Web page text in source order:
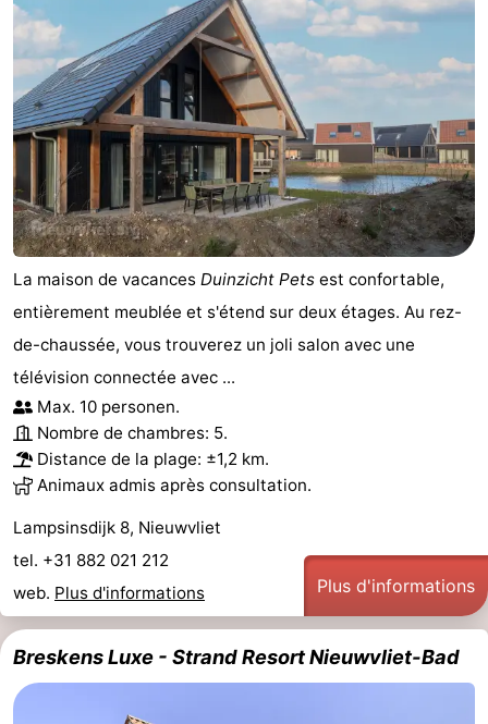
Terrains
de
golf
-
Surfen
-
Peche
Sportive
-
Equitation
Observation
des
phoques
Glossopètre
Boire
et
manger
Événements
Pratiques
Forum
Route
-
Stationnement
Adresses
Médicales
Région
Zeeland
La maison de vacances Duinzicht Pets est confortable,
entièrement meublée et s'étend sur deux étages. Au rez-
de-chaussée, vous trouverez un joli salon avec une
télévision connectée avec ...
Max. 10 personen.
Nombre de chambres: 5.
Distance de la plage: ±1,2 km.
Animaux admis après consultation.
Lampsinsdijk 8, Nieuwvliet
tel. +31 882 021 212
web. Plus d'informations Plus d'informations
Breskens Luxe - Strand Resort Nieuwvliet-Bad